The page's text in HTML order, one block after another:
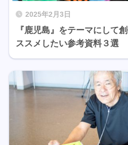
2025年2月3日
『鹿児島』をテーマにして
ススメしたい参考資料３選